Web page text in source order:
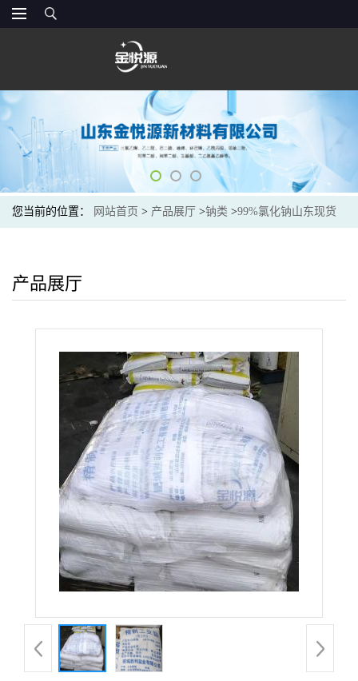
您当前的位置： 网站首页 > 产品展厅 >钠类 >99%氯化钠山东现货
产品展厅